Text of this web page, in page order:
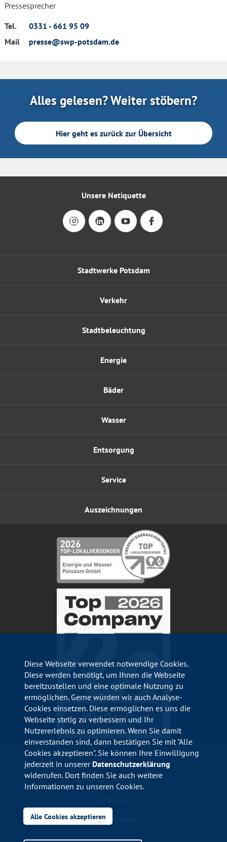
Pressesprecher
Tel.
0331 - 661 95 09
Mail
presse@swp-potsdam.de
Alles gelesen? Weiter stöbern?
Hier geht es zurück zur Übersicht
Stadtwerke Potsdam
Energie
Wasser
Verkehr
Bäder
Entsorgung
Stadtbeleuchtung
Service
Auszeichnungen
Unsere Netiquette
Impressum
Datenschutzhinweise
Barrierefreiheit
Diese Webseite verwendet notwendige Cookies.
Diese werden benötigt, um Ihnen die Webseite
bereitzustellen und eine optimale Nutzung zu
ermöglichen. Gerne würden wir auch Analyse-
Cookies einsetzen. Diese ermöglichen es uns die
Webseite stetig zu verbessern und Ihr
Nutzererlebnis zu optimieren. Wenn Sie damit
einverstanden sind, dann bestätigen Sie mit "Alle
Cookies akzeptieren". Sie können Ihre Einwilligung
jederzeit in unserer Datenschutzerklärung
widerrufen. Dort finden Sie auch weitere
Informationen zu unseren Cookies.
Alle Cookies akzeptieren